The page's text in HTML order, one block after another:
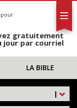
pour
gratuitement
jour par courriel
LA BIBLE
|